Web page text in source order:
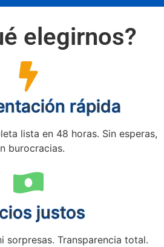
elegirnos?
rápida
lista en 48 horas. Sin esperas,
burocracias.
justos
sorpresas. Transparencia total.